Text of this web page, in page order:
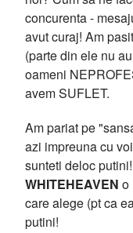
concurenta -
avut curaj! Am
(parte din ele nu
oameni
avem SUFLET.
Am pariat pe
azi impreuna cu
sunteti deloc
WHITEHEAVEN o
care alege (pt ca
putini!